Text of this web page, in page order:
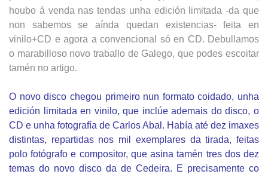
houbo á venda nas tendas unha edición limitada -da que
non sabemos se aínda quedan existencias- feita en
vinilo+CD e agora a convencional só en CD. Debullamos
o marabilloso novo traballo de Galego, que podes escoitar
tamén no artigo.
O novo disco chegou primeiro nun formato coidado, unha
edición limitada en vinilo, que inclúe ademais do disco, o
CD e unha fotografía de Carlos Abal. Había até dez imaxes
distintas, repartidas nos mil exemplares da tirada, feitas
polo fotógrafo e compositor, que asina tamén tres dos dez
temas do novo disco da de Cedeira. E precisamente co